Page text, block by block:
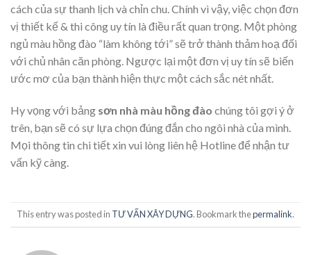
cách của sự thanh lịch và chỉn chu. Chính vì vậy, việc chọn đơn
vị thiết kế & thi công uy tín là điều rất quan trọng. Một phòng
ngủ màu hồng đào “làm không tới” sẽ trở thành thảm hoạ đối
với chủ nhân căn phòng. Ngược lại một đơn vị uy tín sẽ biến
ước mơ của bạn thành hiện thực một cách sắc nét nhất.
Hy vọng với bảng sơn nhà màu hồng đào chúng tôi gợi ý ở
trên, bạn sẽ có sự lựa chọn đúng đắn cho ngôi nhà của mình.
Mọi thông tin chi tiết xin vui lòng liên hệ Hotline để nhận tư
vấn kỹ càng.
This entry was posted in TƯ VẤN XÂY DỰNG. Bookmark thepermalink.